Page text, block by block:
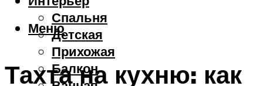
Спальня
Детская
Прихожая
Балкон
Меню
Тахта на кухню: как